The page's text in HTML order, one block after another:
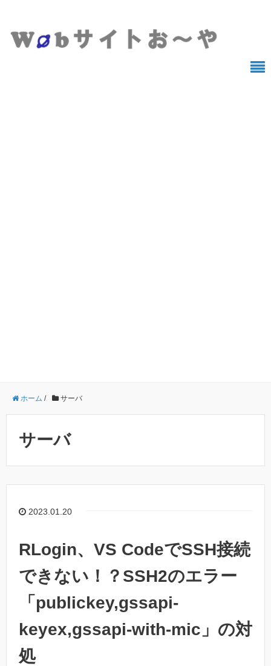
ホーム / サーバ
サーバ
2023.01.20
RLogin、VS CodeでSSH接続
できない！？SSH2のエラー
「publickey,gssapi-
keyex,gssapi-with-mic」の対
処